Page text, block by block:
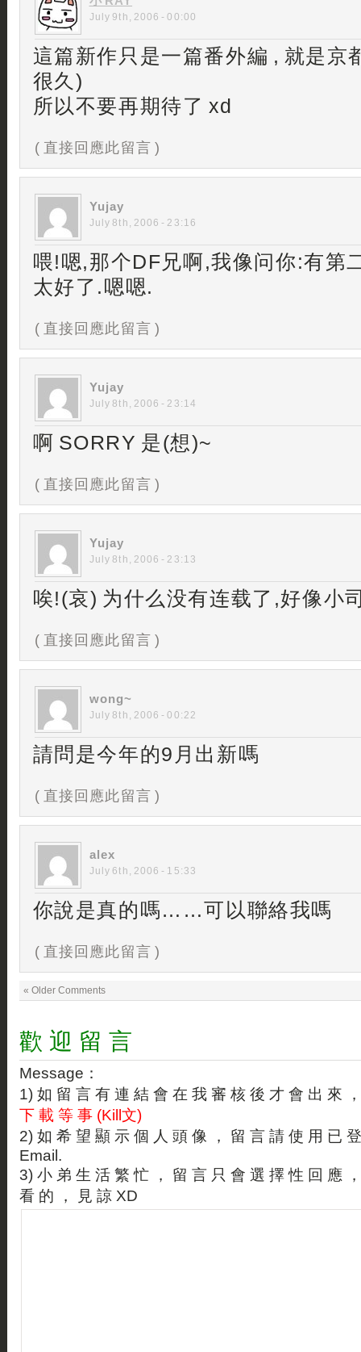
July 9th, 2006 - 00:00
這篇新作只是一篇番外編 , 就是京
很久)
所以不要再期待了 xd
( 直接回應此留言 )
Yujay
July 8th, 2006 - 23:16
喂!嗯,那个DF兄啊,我像问你:有第
太好了.嗯嗯.
( 直接回應此留言 )
Yujay
July 8th, 2006 - 23:14
啊 SORRY 是(想)~
( 直接回應此留言 )
Yujay
July 8th, 2006 - 23:13
唉!(哀) 为什么没有连载了,好像小司
( 直接回應此留言 )
wong~
July 8th, 2006 - 00:22
請問是今年的9月出新嗎
( 直接回應此留言 )
alex
July 6th, 2006 - 15:33
你說是真的嗎……可以聯絡我嗎
( 直接回應此留言 )
« Older Comments
歡 迎 留 言
Message：
1) 如 留 言 有 連 結 會 在 我 審 核 後 才 會 出 來
下 載 等 事 (Kill文)
2) 如 希 望 顯 示 個 人 頭 像 ， 留 言 請 使 用 已
Email.
3) 小 弟 生 活 繁 忙 ， 留 言 只 會 選 擇 性 回 應
看 的 ， 見 諒 XD